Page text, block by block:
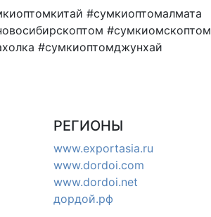
#сумкиоптомалмата
#сумкиомскоптом
#сумкиоптомджунхай
РЕГИОНЫ
www.exportasia.ru
www.dordoi.com
www.dordoi.net
дордой.рф